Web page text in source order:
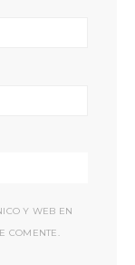
Y WEB EN
COMENTE.